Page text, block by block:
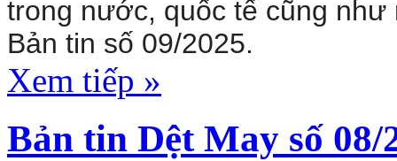
trong nước, quốc tế cũng
Bản tin số 09/2025.
Xem tiếp »
Bản tin Dệt May số 08/